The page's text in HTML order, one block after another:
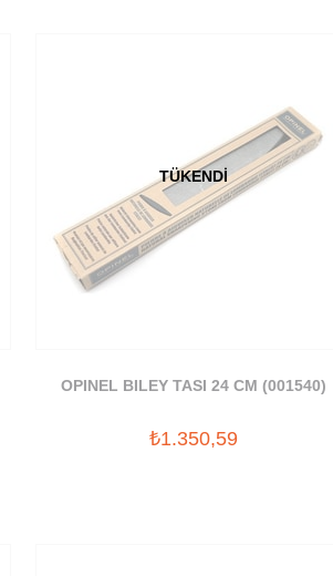
TÜKENDI
OPINEL BILEY TASI 24 CM (001540)
₺1.350,59